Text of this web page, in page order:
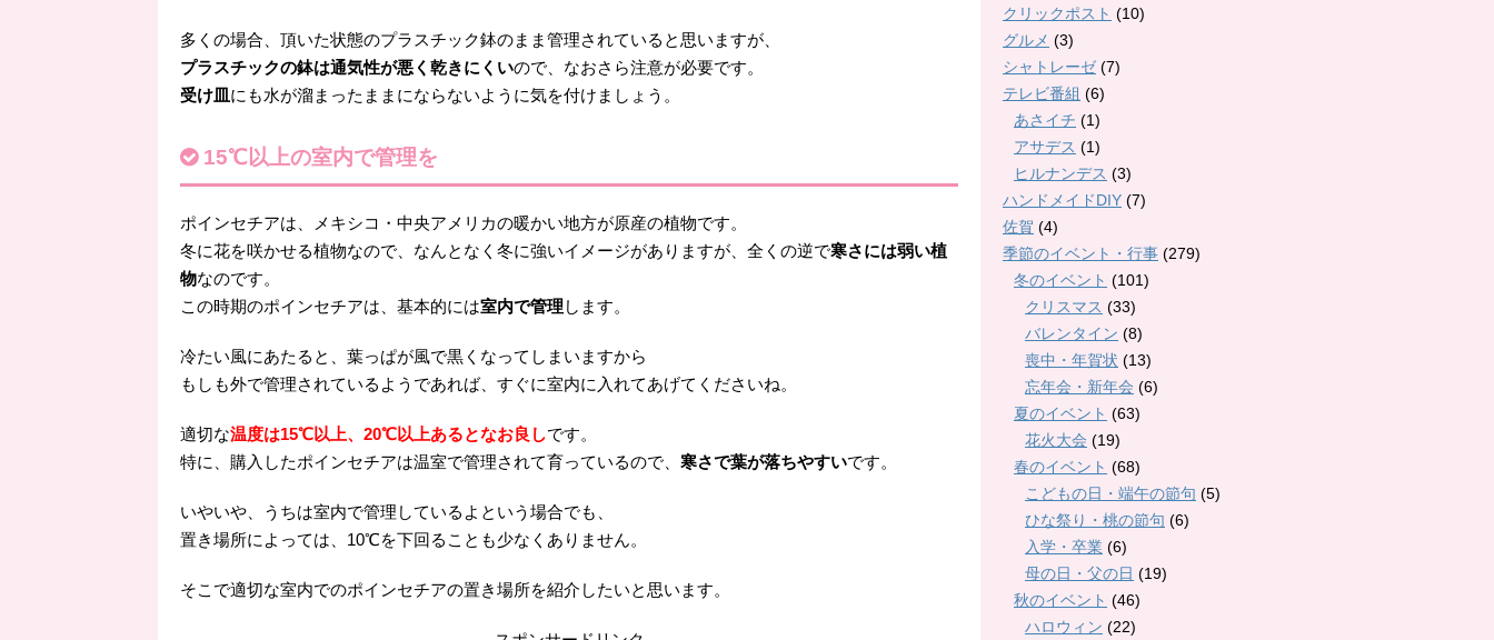
多くの場合、頂いた状態のプラスチック鉢のまま管理されていると思いますが、
プラスチックの鉢は通気性が悪く乾きにくいので、なおさら注意が必要です。
受け皿 にも水が溜まったままにならないように気を付けましょう。
15℃以上の室内で管理を
ポインセチアは、メキシコ・中央アメリカの暖かい地方が原産の植物です。
冬に花を咲かせる植物なので、なんとなく冬に強いイメージがありますが、全くの逆で寒さには弱い植
物なのです。
この時期のポインセチアは、基本的には室内で管理します。
冷たい風にあたると、葉っぱが風で黒くなってしまいますから
もしも外で管理されているようであれば、すぐに室内に入れてあげてくださいね。
適切な温度は15℃以上、20℃以上あるとなお良しです。
特に、購入したポインセチアは温室で管理されて育っているので、 寒さで葉が落ちやすいです。
いやいや、うちは室内で管理しているよという場合でも、
置き場所によっては、10℃を下回ることも少なくありません。
そこで適切な室内でのポインセチアの置き場所を紹介したいと思います。
クリックポスト (10)
グルメ (3)
シャトレーゼ(7)
テレビ番組 (6)
あさイチ (1)
アサデス (1)
ヒルナンデス (3)
ハンドメイドDIY (7)
佐賀 (4)
季節のイベント・行事 (279)
冬のイベント (101)
クリスマス (33)
バレンタイン (8)
喪中・年賀状 (13)
忘年会・新年会 (6)
夏のイベント (63)
花火大会 (19)
春のイベント (68)
こどもの日・端午の節句 (5)
ひな祭り・桃の節句 (6)
入学・卒業 (6)
母の日・父の日 (19)
秋のイベント (46)
ハロウィン (22)